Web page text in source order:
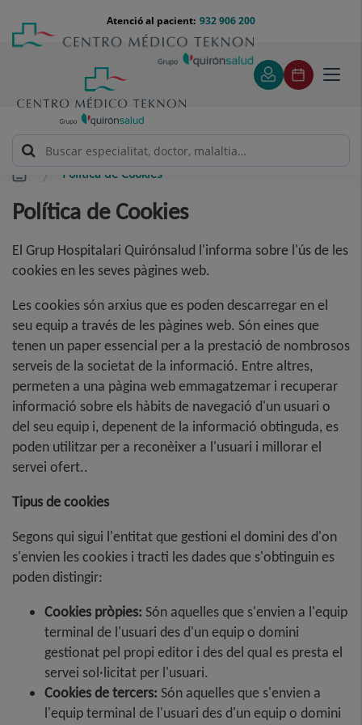
contingut
Menú
teléfono
cabecera
932 906 200
Atenció al pacient:
Política de Cookies
Política de Cookies
El Grup Hospitalari Quirónsalud l'informa sobre l'ús de les
cookies en les seves pàgines web.
Les cookies són arxius que es poden descarregar en el
seu equip a través de les pàgines web. Són eines que
tenen un paper essencial per a la prestació de nombrosos
serveis de la societat de la informació. Entre altres,
permeten a una pàgina web emmagatzemar i recuperar
informació sobre els hàbits de navegació d'un usuari o
del seu equip i, depenent de la informació obtinguda, es
poden utilitzar per a reconèixer a l'usuari i millorar el
servei ofert..
Tipus de cookies
Segons qui sigui l'entitat que gestioni el domini des d'on
s'envien les cookies i tracti les dades que s'obtinguin es
poden distingir:
Cookies pròpies: Són aquelles que s'envien a l'equip
terminal de l'usuari des d'un equip o domini
gestionat pel propi editor i des del qual es presta el
servei sol·licitat per l'usuari.
Cookies de tercers: Són aquelles que s'envien a
l'equip terminal de l'usuari des d'un equip o domini